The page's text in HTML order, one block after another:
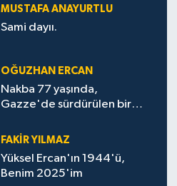
MUSTAFA ANAYURTLU
Sami dayıı.
OĞUZHAN ERCAN
Nakba 77 yaşında,
Gazze'de sürdürülen bir
FAKİR YILMAZ
Yüksel Ercan'ın 1944'ü,
Benim 2025'im